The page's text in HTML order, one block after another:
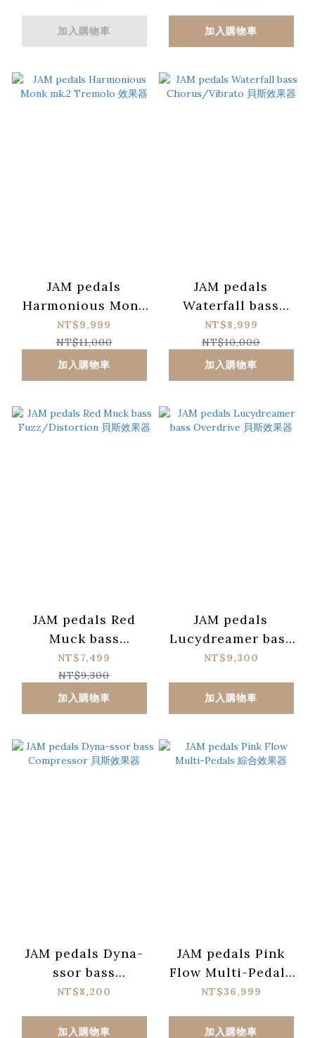
加入購物車 加入購物車
JAM pedals
Harmonious Monk
mk.2 Tremolo 效果
器
NT$9,999
NT$11,000
加入購物車
JAM pedals
Waterfall bass
Chorus/Vibrato 貝
斯效果器
NT$8,999
NT$10,000
加入購物車
JAM pedals Red
Muck bass
Fuzz/Distortion 貝
斯效果器
NT$7,499
NT$9,300
加入購物車
JAM pedals
Lucydreamer bass
Overdrive 貝斯效果
NT$9,300
加入購物車
JAM pedals Dyna-
ssor bass
Compressor 貝斯效
NT$8,200
加入購物車
JAM pedals Pink
Flow Multi-Pedals
綜合效果器
NT$36,999
加入購物車